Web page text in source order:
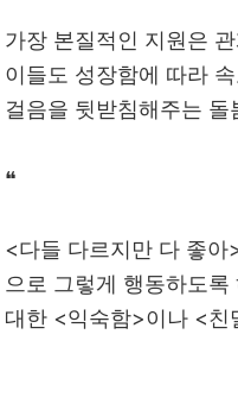
가장 본질적인 지원은
이들도 성장함에 따라
걸음을 뒷받침해주는
❝
<다들 다르지만 다 좋아
으로 그렇게 행동하도
대한 <익숙함>이나 <친